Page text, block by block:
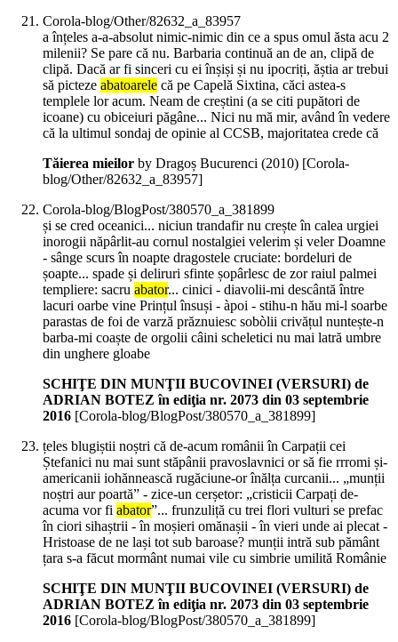
Corola-blog/Other/82632_a_83957
a înțeles a-a-absolut nimic-nimic din ce a spus omul ăsta acu 2
milenii? Se pare că nu. Barbaria continuă an de an, clipă de
clipă. Dacă ar fi sinceri cu ei înșiși și nu ipocriți, ăștia ar trebui
să picteze abatoarele că pe Capelă Sixtina, căci astea-s
templele lor acum. Neam de creștini (a se citi pupători de
icoane) cu obiceiuri păgâne... Nici nu mă mir, având în vedere
că la ultimul sondaj de opinie al CCSB, majoritatea crede că
Tăierea mieilor by Dragoș Bucurenci (2010) [Corola-
blog/Other/82632_a_83957]
Corola-blog/BlogPost/380570_a_381899
și se cred oceanici... niciun trandafir nu crește în calea urgiei
inorogii năpârlit-au cornul nostalgiei velerim și veler Doamne
- sânge scurs în noapte dragostele cruciate: bordeluri de
șoapte... spade și deliruri sfinte șopârlesc de zor raiul palmei
templiere: sacru abator... cinici - diavolii-mi descântă între
lacuri oarbe vine Prințul însuși - àpoi - stihu-n hău mi-l soarbe
parastas de foi de varză prăznuiesc sobòlii crivățul nuntește-n
barba-mi coaște de orgolii câini scheletici nu mai latră umbre
din unghere gloabe
SCHIŢE DIN MUNŢII BUCOVINEI (VERSURI) de
ADRIAN BOTEZ în ediţia nr. 2073 din 03 septembrie
2016 [Corola-blog/BlogPost/380570_a_381899]
țeles blugiștii noștri că de-acum românii în Carpații cei
Ștefanici nu mai sunt stăpânii pravoslavnici or să fie rrromi și-
americanii iohănnească rugăciune-or înălța curcanii... „munții
noștri aur poartă” - zice-un cerșetor: „cristicii Carpați de-
acuma vor fi abator”... frunzuliță cu trei flori vulturi se prefac
în ciori sihaștrii - în moșieri omănașii - în vieri unde ai plecat -
Hristoase de ne lași tot sub baroase? munții intră sub pământ
țara s-a făcut mormânt numai vile cu simbrie umilită Românie
SCHIŢE DIN MUNŢII BUCOVINEI (VERSURI) de
ADRIAN BOTEZ în ediţia nr. 2073 din 03 septembrie
2016 [Corola-blog/BlogPost/380570_a_381899]